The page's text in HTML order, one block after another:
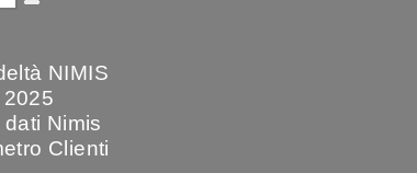
NIMIS
Nimis
Clienti